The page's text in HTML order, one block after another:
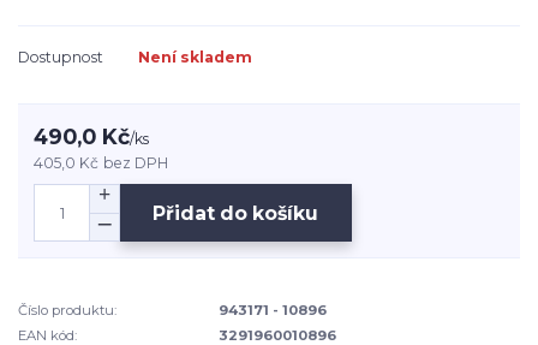
Dostupnost Není skladem
490,0 Kč/ks
405,0 Kč bez DPH
Přidat do košíku
Číslo produktu:
943171 - 10896
EAN kód:
3291960010896